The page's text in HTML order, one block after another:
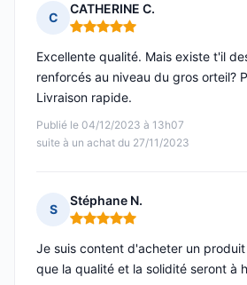
C
CATHERINE C.
Note : 5 sur 5
Publié le 04/12/2023 à 13h07
suite à un achat du 27/11/2023
Excellente qualité. Mais existe t'il
renforcés au niveau du gros orteil?
Livraison rapide.
S
Stéphane N.
Note : 5 sur 5
Je suis content d'acheter un
que la qualité et la solidité seront à